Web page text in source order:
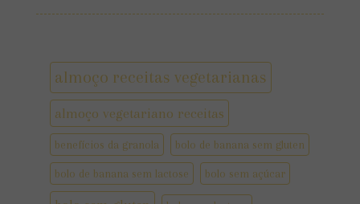
almoço receitas vegetarianas
almoço vegetariano receitas
benefícios da granola bolo de banana sem gluten
bolo de banana sem lactose bolo sem açúcar